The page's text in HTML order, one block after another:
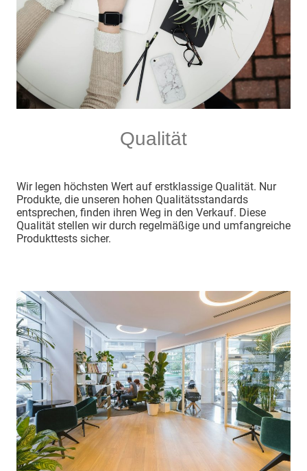
Qualität
Wir legen höchsten Wert auf erstklassige Qualität. Nur
Produkte, die unseren hohen Qualitätsstandards
entsprechen, finden ihren Weg in den Verkauf. Diese
Qualität stellen wir durch regelmäßige und umfangreiche
Produkttests sicher.